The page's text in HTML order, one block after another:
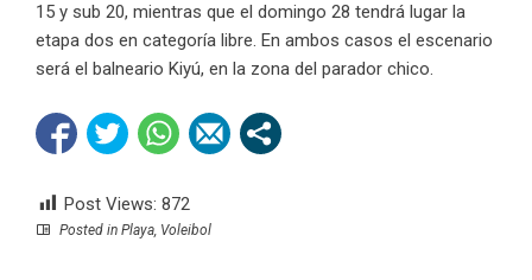
15 y sub 20, mientras que el domingo 28 tendrá lugar la
etapa dos en categoría libre. En ambos casos el escenario
será el balneario Kiyú, en la zona del parador chico.
Post Views: 872
Posted in Playa, Voleibol